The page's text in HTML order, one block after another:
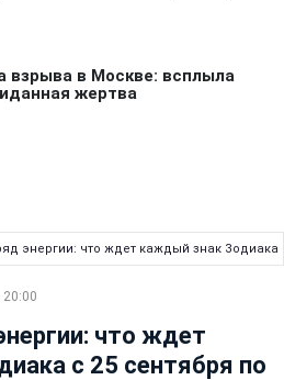
энергии: что ждет каждый знак Зодиака
20:00
что ждет
с 25 сентября по